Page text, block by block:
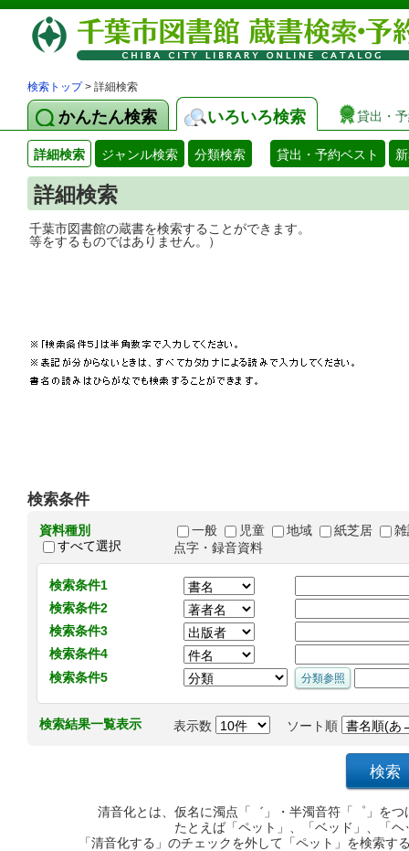
検索トップ> 詳細検索
かんたん検索 いろいろ検索 貸出・
詳細検索 ジャンル検索 分類検索 貸出・予約ベスト
詳細検索
千葉市図書館の蔵書を検索することがで
等をするものではありません。）
検索条件
資料種別
すべて選択
一般 児童 地域 紙芝居
点字・録音資料
検索条件1
検索条件2
検索条件3
検索条件4
検索条件5
検索結果一覧表示 表示数 ソート順
清音化とは、仮名に濁点「゛」・半濁音符「゜」を
たとえば「ペット」、「ベッド」、「
「清音化する」のチェックを外して「ペット」を検索